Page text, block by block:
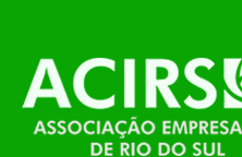
Sabemos que a jornada
desafiadora e, muitas
Entendemos, Também,
crescimento está na
com outros